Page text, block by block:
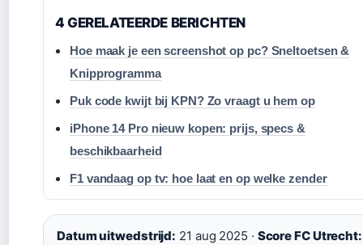
4 GERELATEERDE BERICHTEN
Hoe maak je een screenshot op pc? Sneltoetsen &
Knipprogramma
Puk code kwijt bij KPN? Zo vraagt u hem op
iPhone 14 Pro nieuw kopen: prijs, specs &
beschikbaarheid
F1 vandaag op tv: hoe laat en op welke zender
Datum uitwedstrijd: 21 aug 2025 · Score FC Utrecht: